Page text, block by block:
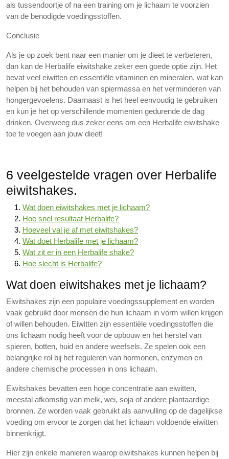
als tussendoortje of na een training om je lichaam te voorzien
van de benodigde voedingsstoffen.
Conclusie
Als je op zoek bent naar een manier om je dieet te verbeteren,
dan kan de Herbalife eiwitshake zeker een goede optie zijn. Het
bevat veel eiwitten en essentiële vitaminen en mineralen, wat kan
helpen bij het behouden van spiermassa en het verminderen van
hongergevoelens. Daarnaast is het heel eenvoudig te gebruiken
en kun je het op verschillende momenten gedurende de dag
drinken. Overweeg dus zeker eens om een Herbalife eiwitshake
toe te voegen aan jouw dieet!
6 veelgestelde vragen over Herbalife
eiwitshakes.
Wat doen eiwitshakes met je lichaam?
Hoe snel resultaat Herbalife?
Hoeveel val je af met eiwitshakes?
Wat doet Herbalife met je lichaam?
Wat zit er in een Herbalife shake?
Hoe slecht is Herbalife?
Wat doen eiwitshakes met je lichaam?
Eiwitshakes zijn een populaire voedingssupplement en worden
vaak gebruikt door mensen die hun lichaam in vorm willen krijgen
of willen behouden. Eiwitten zijn essentiële voedingsstoffen die
ons lichaam nodig heeft voor de opbouw en het herstel van
spieren, botten, huid en andere weefsels. Ze spelen ook een
belangrijke rol bij het reguleren van hormonen, enzymen en
andere chemische processen in ons lichaam.
Eiwitshakes bevatten een hoge concentratie aan eiwitten,
meestal afkomstig van melk, wei, soja of andere plantaardige
bronnen. Ze worden vaak gebruikt als aanvulling op de dagelijkse
voeding om ervoor te zorgen dat het lichaam voldoende eiwitten
binnenkrijgt.
Hier zijn enkele manieren waarop eiwitshakes kunnen helpen bij